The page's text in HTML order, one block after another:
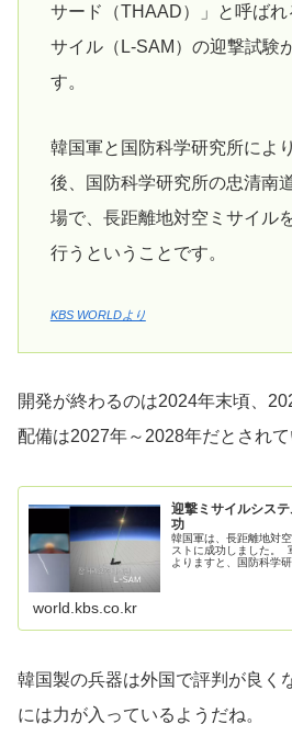
サード（THAAD）」と呼ばれ
サイル（L-SAM）の迎撃試験
す。
韓国軍と国防科学研究所によ
後、国防科学研究所の忠清南
場で、長距離地対空ミサイル
行うということです。
KBS WORLDより
開発が終わるのは2024年末頃、
配備は2027年～2028年だとされて
迎撃ミサイルシス
功
韓国軍は、長距離地対
ストに成功しました。
よりますと、国防科学
world.kbs.co.kr
韓国製の兵器は外国で評判が良く
には力が入っているようだね。